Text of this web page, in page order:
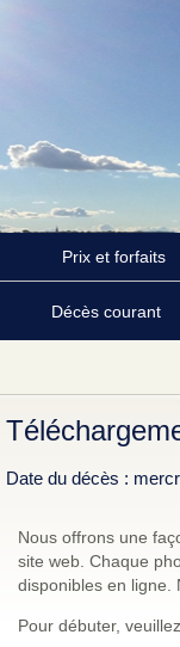
Prix et forfaits
Décès courant
Date du décès :
Nous offrons une
site web. Chaque
disponibles en ligne.
Pour débuter,